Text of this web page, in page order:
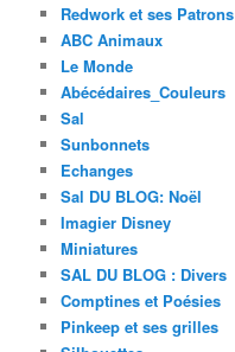
Redwork et ses Patrons
ABC Animaux
Le Monde
Abécédaires_Couleurs
Sal
Sunbonnets
Echanges
Sal DU BLOG: Noël
Imagier Disney
Miniatures
SAL DU BLOG : Divers
Comptines et Poésies
Pinkeep et ses grilles